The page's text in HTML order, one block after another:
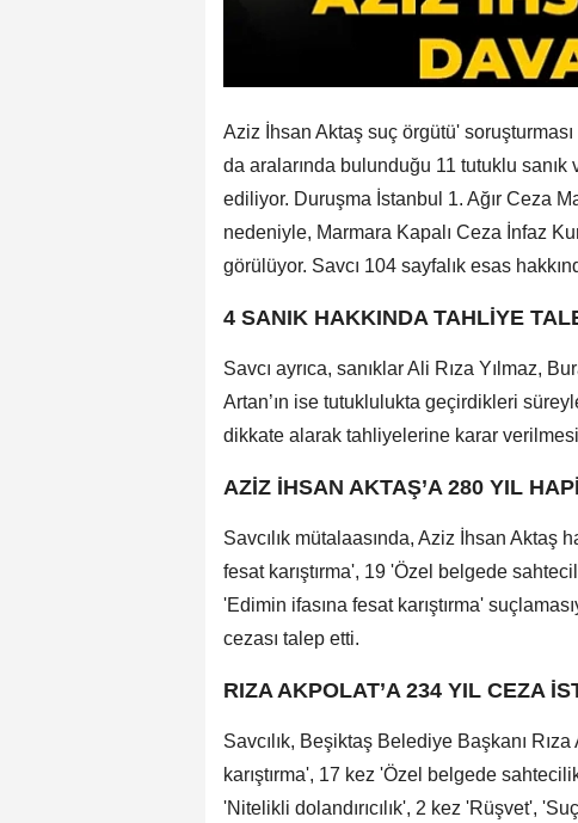
Aziz İhsan Aktaş suç örgütü'
da aralarında bulunduğu 11 tutuklu sanık
ediliyor. Duruşma İstanbul 1. Ağır Ceza
nedeniyle, Marmara Kapalı Ceza İnfaz
görülüyor. Savcı 104 sayfalık esas
4 SANIK HAKKINDA TAHLİYE
Savcı ayrıca, sanıklar Ali Rıza Yılmaz,
Artan’ın ise tutuklulukta geçirdikleri
dikkate alarak tahliyelerine karar
AZİZ İHSAN AKTAŞ’A 280 YIL
Savcılık mütalaasında, Aziz İhsan Aktaş
fesat karıştırma', 19 'Özel belgede
'Edimin ifasına fesat karıştırma'
cezası talep etti.
RIZA AKPOLAT’A 234 YIL CEZA
Savcılık, Beşiktaş Belediye Başkanı
karıştırma', 17 kez 'Özel belgede
'Nitelikli dolandırıcılık', 2 kez 'Rüşvet',